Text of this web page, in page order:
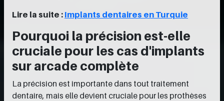
Lire la suite : Implants dentaires en Turquie
Pourquoi la précision est-elle
cruciale pour les cas d'implants
sur arcade complète
La précision est importante dans tout traitement
dentaire, mais elle devient cruciale pour les prothèses